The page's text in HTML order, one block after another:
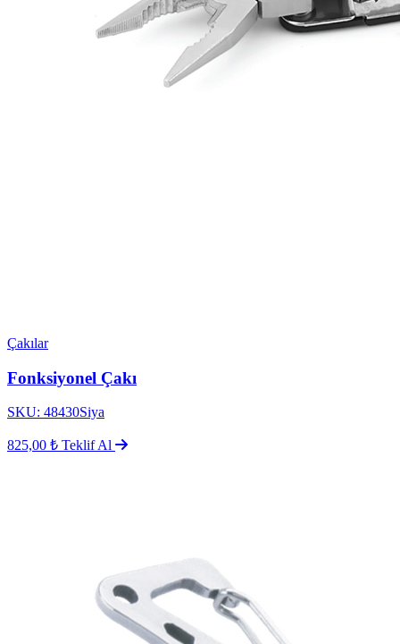
Çakılar
Fonksiyonel Çakı
SKU: 48430Siya
825,00 ₺ Teklif Al